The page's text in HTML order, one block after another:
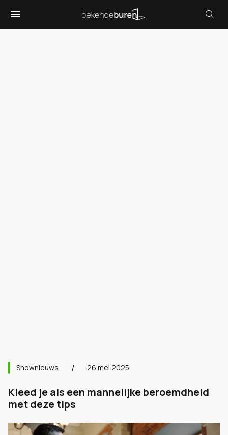
Shownieuws 26 mei 2025
Kleed je als een mannelijke beroemdheid
met deze tips